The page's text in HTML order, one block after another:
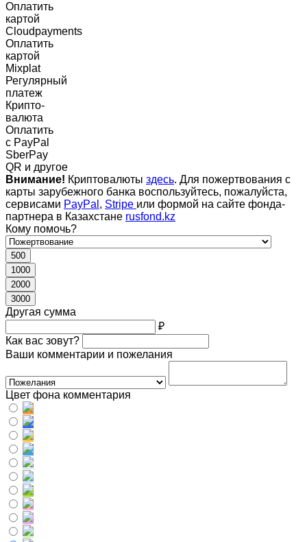
Оплатить
картой
Cloudpayments
Оплатить
картой
Mixplat
Регулярный
платеж
Крипто-
валюта
Оплатить
c PayPal
SberPay
QR и другое
Внимание! Криптовалюты здесь. Для пожертвования с
карты зарубежного банка воспользуйтесь, пожалуйста,
сервисами PayPal , Stripe или формой на сайте фонда-
партнера в Казахстане rusfond.kz
Кому помочь?
500
1000
2000
3000
Другая сумма
₽
Как вас зовут?
Ваши комментарии и пожелания
Цвет фона комментария